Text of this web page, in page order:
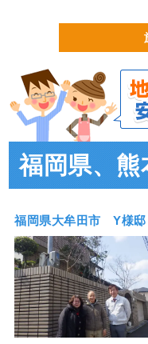
福岡県、
福岡県大牟田市 Y様邸